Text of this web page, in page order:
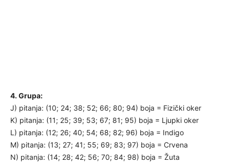
4. Grupa:
J) pitanja: (10; 24; 38; 52; 66; 80; 94) boja = Fizički oker
K) pitanja: (11; 25; 39; 53; 67; 81; 95) boja = Ljupki oker
L) pitanja: (12; 26; 40; 54; 68; 82; 96) boja = Indigo
M) pitanja: (13; 27; 41; 55; 69; 83; 97) boja = Crvena
N) pitanja: (14; 28; 42; 56; 70; 84; 98) boja = Žuta